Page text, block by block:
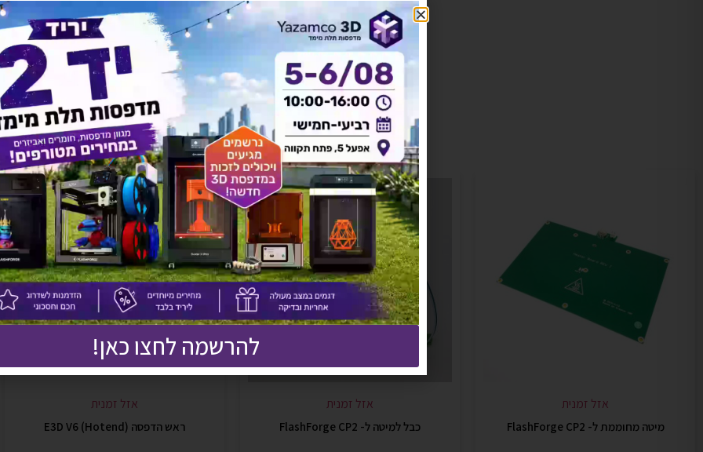
אולי יעניין אותך גם
אזל זמנית
מיטה מחוממת ל- FlashForge CP2
אזל זמנית
כבל למיטה ל- FlashForge CP2
אזל זמנית
ראש הדפסה (E3D V6 (Hotend
להרשמה לחצו כאן!